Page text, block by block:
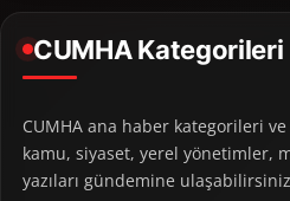
CUMHA Kategorileri
CUMHA ana haber kategorileri
kamu, siyaset, yerel yönetimler,
yazıları gündemine